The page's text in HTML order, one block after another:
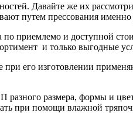
Давайте же их
путем прессования именно
приемлемо и доступной
и только выгодные
его изготовлении
размера, формы и
при помощи влажной